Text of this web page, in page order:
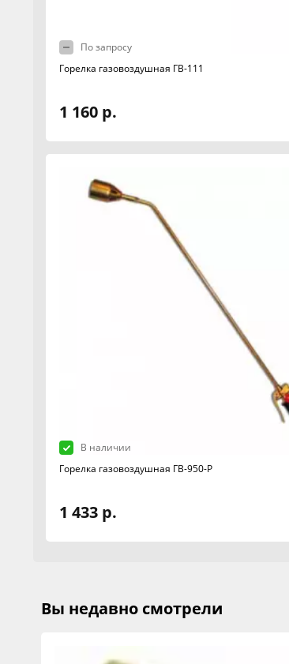
По запросу
Горелка газовоздушная ГВ-111
1 160 р.
В наличии
Горелка газовоздушная ГВ-950-Р
1 433 р.
Вы недавно смотрели